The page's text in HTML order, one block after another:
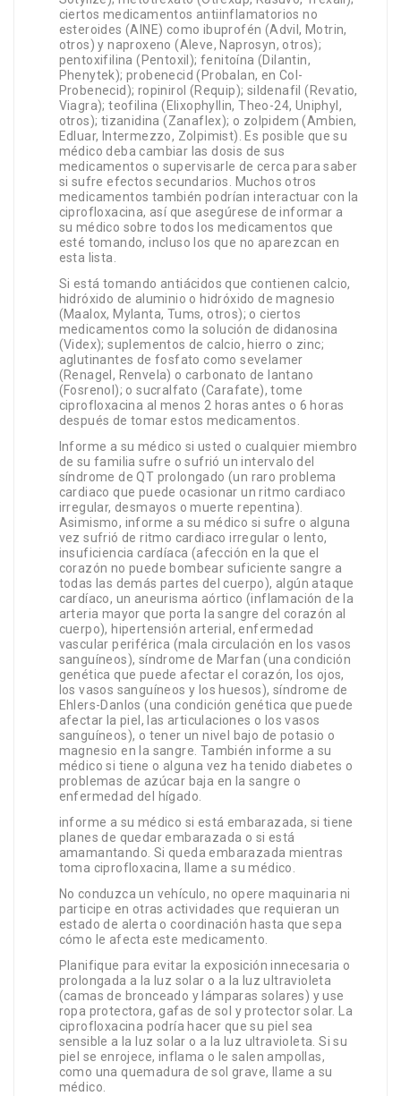
ciertos medicamentos antiinflamatorios no
esteroides (AINE) como ibuprofén (Advil, Motrin,
otros) y naproxeno (Aleve, Naprosyn, otros);
pentoxifilina (Pentoxil); fenitoína (Dilantin,
Phenytek); probenecid (Probalan, en Col-
Probenecid); ropinirol (Requip); sildenafil (Revatio,
Viagra); teofilina (Elixophyllin, Theo-24, Uniphyl,
otros); tizanidina (Zanaflex); o zolpidem (Ambien,
Edluar, Intermezzo, Zolpimist). Es posible que su
médico deba cambiar las dosis de sus
medicamentos o supervisarle de cerca para saber
si sufre efectos secundarios. Muchos otros
medicamentos también podrían interactuar con la
ciprofloxacina, así que asegúrese de informar a
su médico sobre todos los medicamentos que
esté tomando, incluso los que no aparezcan en
esta lista.
Si está tomando antiácidos que contienen calcio,
hidróxido de aluminio o hidróxido de magnesio
(Maalox, Mylanta, Tums, otros); o ciertos
medicamentos como la solución de didanosina
(Videx); suplementos de calcio, hierro o zinc;
aglutinantes de fosfato como sevelamer
(Renagel, Renvela) o carbonato de lantano
(Fosrenol); o sucralfato (Carafate), tome
ciprofloxacina al menos 2 horas antes o 6 horas
después de tomar estos medicamentos.
Informe a su médico si usted o cualquier miembro
de su familia sufre o sufrió un intervalo del
síndrome de QT prolongado (un raro problema
cardiaco que puede ocasionar un ritmo cardiaco
irregular, desmayos o muerte repentina).
Asimismo, informe a su médico si sufre o alguna
vez sufrió de ritmo cardiaco irregular o lento,
insuficiencia cardíaca (afección en la que el
corazón no puede bombear suficiente sangre a
todas las demás partes del cuerpo), algún ataque
cardíaco, un aneurisma aórtico (inflamación de la
arteria mayor que porta la sangre del corazón al
cuerpo), hipertensión arterial, enfermedad
vascular periférica (mala circulación en los vasos
sanguíneos), síndrome de Marfan (una condición
genética que puede afectar el corazón, los ojos,
los vasos sanguíneos y los huesos), síndrome de
Ehlers-Danlos (una condición genética que puede
afectar la piel, las articulaciones o los vasos
sanguíneos), o tener un nivel bajo de potasio o
magnesio en la sangre. También informe a su
médico si tiene o alguna vez ha tenido diabetes o
problemas de azúcar baja en la sangre o
enfermedad del hígado.
informe a su médico si está embarazada, si tiene
planes de quedar embarazada o si está
amamantando. Si queda embarazada mientras
toma ciprofloxacina, llame a su médico.
No conduzca un vehículo, no opere maquinaria ni
participe en otras actividades que requieran un
estado de alerta o coordinación hasta que sepa
cómo le afecta este medicamento.
Planifique para evitar la exposición innecesaria o
prolongada a la luz solar o a la luz ultravioleta
(camas de bronceado y lámparas solares) y use
ropa protectora, gafas de sol y protector solar. La
ciprofloxacina podría hacer que su piel sea
sensible a la luz solar o a la luz ultravioleta. Si su
piel se enrojece, inflama o le salen ampollas,
como una quemadura de sol grave, llame a su
médico.